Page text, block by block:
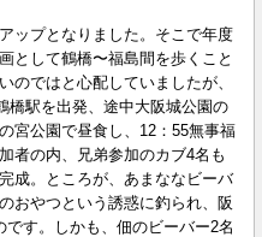
ップとなりました。そこで年度
として鶴橋〜福島間を歩くこと
のではと心配していましたが、
橋駅を出発、途中大阪城公園の
宮公園で昼食し、12：55無事福
者の内、兄弟参加のカブ4名も
成。ところが、あまななビーバ
おやつという誘惑に釣られ、阪
す。しかも、佃のビーバー2名